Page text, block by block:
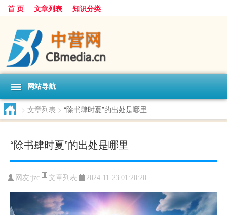
首 页 文章列表 知识分类
网站导航
> 文章列表 > “除书肆时夏”的出处是哪里
“除书肆时夏”的出处是哪里
网友:jzc 文章列表 2024-11-23 01:20:20